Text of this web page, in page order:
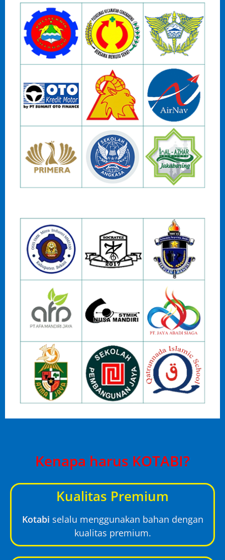
Kenapa harus KOTABI?
Kualitas Premium
Kotabi selalu menggunakan bahan dengan
kualitas premium.